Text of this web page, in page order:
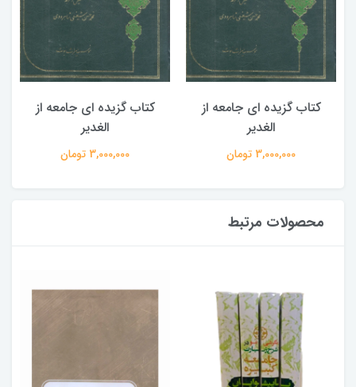
کتاب گزیده ای جامعه از
الغدیر
3,000,000 تومان
کتاب گزیده ای جامعه از
الغدیر
3,000,000 تومان
محصولات مرتبط